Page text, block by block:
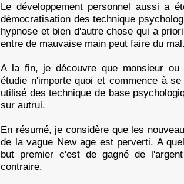
Le développement personnel aussi a
démocratisation des technique
hypnose et bien d'autre chose qui a
entre de mauvaise main peut faire du
A la fin, je découvre que monsieur ou
étudie n'importe quoi et commence à
utilisé des technique de base
sur autrui.
En résumé, je considère que les
de la vague New age est perverti. A
but premier c'est de gagné de
contraire.